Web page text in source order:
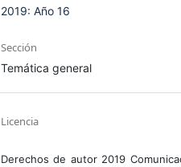
2019: Año 16
Sección
Temática general
Licencia
Derechos de autor 2019